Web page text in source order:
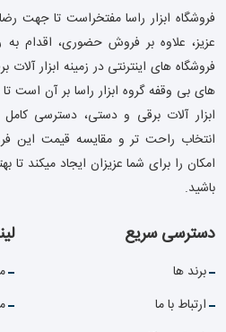
فروشگاه ابزار راسا مفتخراست تا جهت
عزیز، علاوه بر فروش حضوری، اقدام به
فروشگاه های اینترنتی در زمینه ابزار
های بی وقفه گروه ابزار راسا بر آن است
ابزار آلات برقی و دستی، دسترسی
انتخاب راحت تر و مقایسه قیمت این
امکان را برای شما عزیزان ایجاد میکند تا
باشید.
دسترسی سریع
برند ها
ارتباط با ما